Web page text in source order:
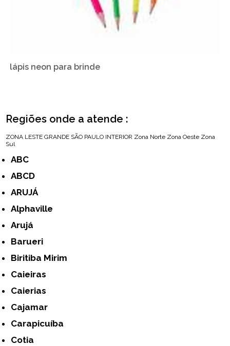
lápis neon para brinde
Regiões onde a atende :
ZONA LESTE GRANDE SÃO PAULO INTERIOR Zona Norte Zona Oeste Zona
Sul
ABC
ABCD
ARUJÁ
Alphaville
Arujá
Barueri
Biritiba Mirim
Caieiras
Caierias
Cajamar
Carapicuíba
Cotia